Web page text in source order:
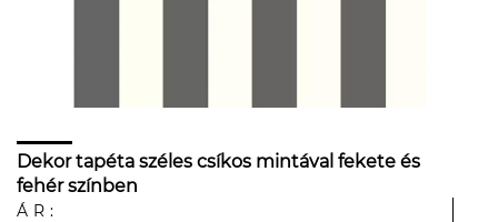
Dekor tapéta széles csíkos mintával fekete és
fehér színben
ÁR: